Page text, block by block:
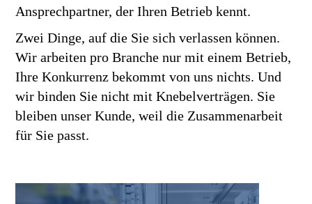
Ansprechpartner, der Ihren Betrieb kennt.
Zwei Dinge, auf die Sie sich verlassen können.
Wir arbeiten pro Branche nur mit einem Betrieb,
Ihre Konkurrenz bekommt von uns nichts. Und
wir binden Sie nicht mit Knebelverträgen. Sie
bleiben unser Kunde, weil die Zusammenarbeit
für Sie passt.